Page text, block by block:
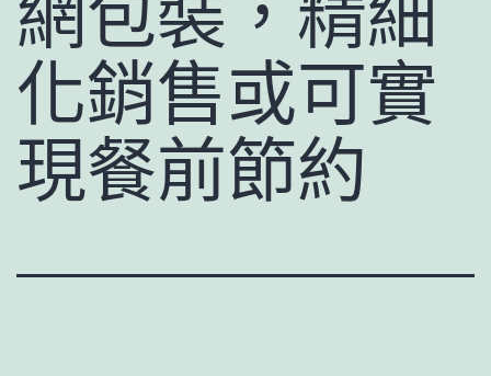
化銷售或可實
現餐前節約